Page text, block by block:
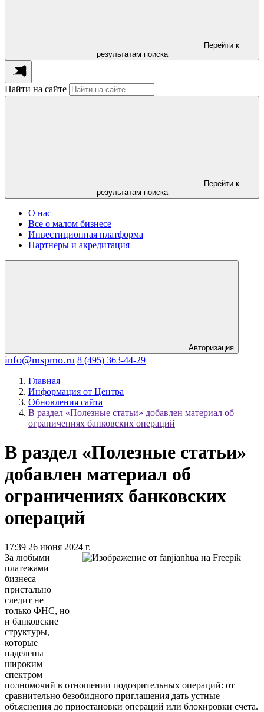
Перейти к
результатам поиска
Найти на сайте
Перейти к
результатам поиска
О нас
Все о малом бизнесе
Инвестиционная платформа
Партнеры и акредитация
Авторизация
info@mspmo.ru 8 (495) 363-44-29
Главная
Информация от Центра
Обновления сайта
В раздел «Полезные статьи» добавлен материал об
ограничениях банковских операций
В раздел «Полезные статьи»
добавлен материал об
ограничениях банковских
операций
17:39 26 июня 2024 г.
За любыми
платежами
бизнеса
пристально
следит не
только ФНС, но
и банковские
структуры,
которые
наделены
широким
спектром
полномочий в отношении подозрительных операций: от
сравнительно безобидного приглашения дать устные
объяснения до приостановки операций или блокировки счета.